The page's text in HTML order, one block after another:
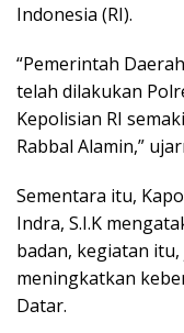
Indonesia (RI).
“Pemerintah
telah dilakukan
Kepolisian RI
Rabbal Alamin,”
Sementara itu,
Indra, S.I.K
badan, kegiatan
meningkatkan
Datar.